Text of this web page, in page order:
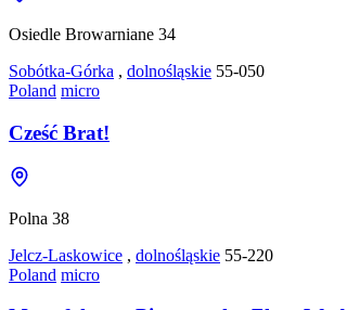
Osiedle Browarniane 34
Sobótka-Górka , dolnośląskie 55-050
Poland micro
Cześć Brat!
Polna 38
Jelcz-Laskowice , dolnośląskie 55-220
Poland micro